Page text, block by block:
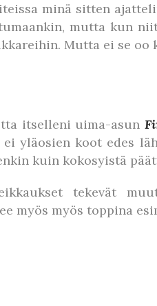
minä sitten
mutta kun
Mutta ei se oo
itselleni uima-asun
yläosien koot edes
kuin kokosyistä
tekevät
myös myös toppina